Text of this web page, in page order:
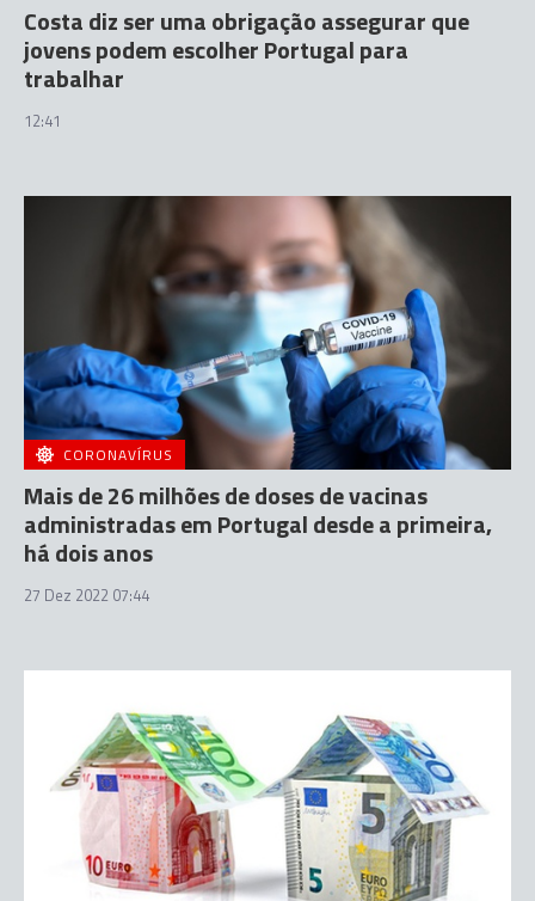
Costa diz ser uma obrigação assegurar que
jovens podem escolher Portugal para
trabalhar
12:41
CORONAVÍRUS
Mais de 26 milhões de doses de vacinas
administradas em Portugal desde a primeira,
há dois anos
27 Dez 2022 07:44